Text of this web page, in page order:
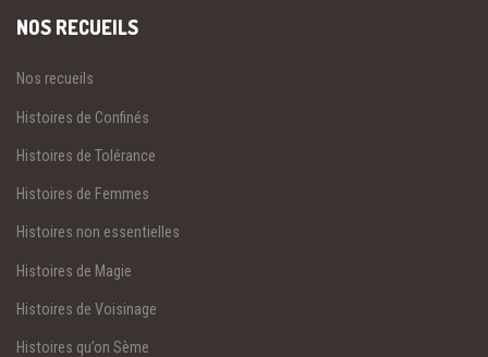
NOS RECUEILS
Nos recueils
Histoires de Confinés
Histoires de Tolérance
Histoires de Femmes
Histoires non essentielles
Histoires de Magie
Histoires de Voisinage
Histoires qu’on Sème